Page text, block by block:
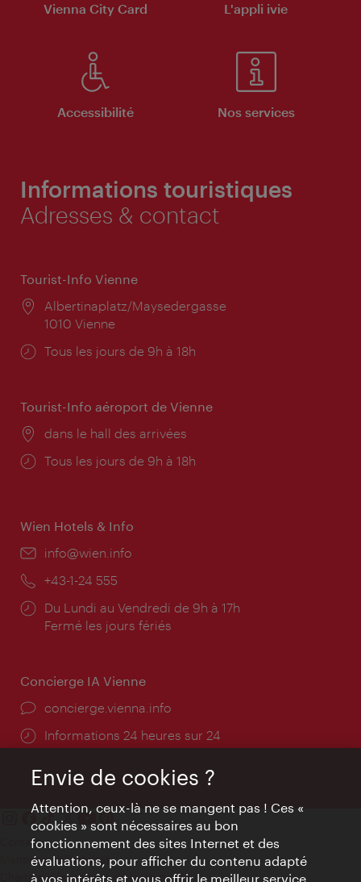
Vienna City Card L'appli ivie
Accessibilité Nos services
Informations touristiques
Adresses & contact
Tourist-Info Vienne
Lieu:
Albertinaplatz/Maysedergasse
1010 Vienne
Horaires
Tous les jours de 9h à 18h
Tourist-Info aéroport de Vienne
Lieu:
dans le hall des arrivées
Horaires
Tous les jours de 9h à 18h
Wien Hotels & Info
E-
info@wien.info
Téléphone:
+43-1-24 555
Horaires
d'ouverture:
Du Lundi au Vendredi de 9h à 17h
Fermé les jours fériés
Concierge IA Vienne
Ort:
concierge.vienna.info
Öffnungszeiten:
Informations 24 heures sur 24
Contact
Mentions obligatoires
Charte sur le respect de la vie privée
Envie de cookies ?
Attention, ceux-là ne se mangent pas ! Ces «
cookies » sont nécessaires au bon
fonctionnement des sites Internet et des
évaluations, pour afficher du contenu adapté
à vos intérêts et vous offrir le meilleur service